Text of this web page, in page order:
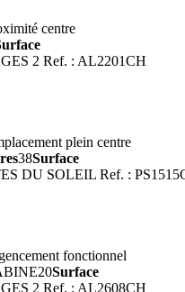
centre
2 Ref. : AL2201CH
plein centre
38Surface
DU SOLEIL Ref. :
fonctionnel
20Surface
2 Ref. : AL2608CH